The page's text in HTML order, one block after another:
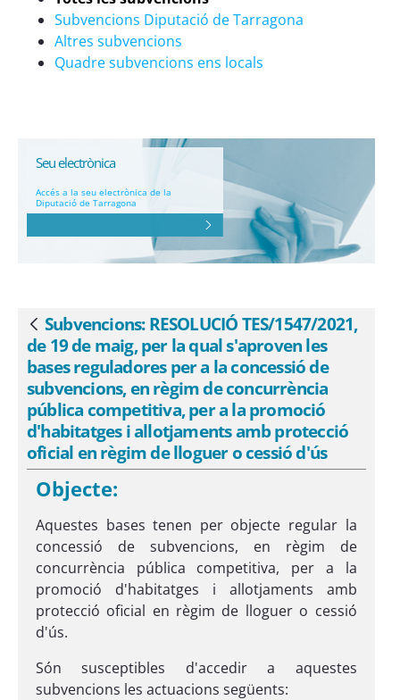
competitiva, per a la promoció
d&#39;habitatges i allotjaments amb
protecció oficial en règim de lloguer o
Subvencions Diputació de Tarragona
Altres subvencions
Quadre subvencions ens locals
Seu electrònica
Accés a la seu electrònica de la
Diputació de Tarragona
Vés enrere
Subvencions: RESOLUCIÓ TES/1547/2021,
de 19 de maig, per la qual s'aproven les
bases reguladores per a la concessió de
subvencions, en règim de concurrència
pública competitiva, per a la promoció
d'habitatges i allotjaments amb protecció
oficial en règim de lloguer o cessió d'ús
Objecte:
Aquestes bases tenen per objecte regular la
concessió de subvencions, en règim de
concurrència pública competitiva, per a la
promoció d'habitatges i allotjaments amb
protecció oficial en règim de lloguer o cessió
d'ús.
Són susceptibles d'accedir a aquestes
subvencions les actuacions següents: